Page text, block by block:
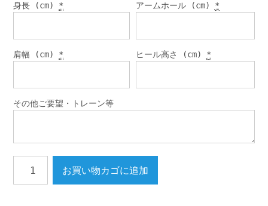
身長 (cm) * アームホール (cm) *
肩幅 (cm) * ヒール高さ (cm) *
その他ご要望・トレーン等
イ
お買い物カゴに追加